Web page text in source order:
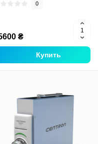
0
₴
Купить